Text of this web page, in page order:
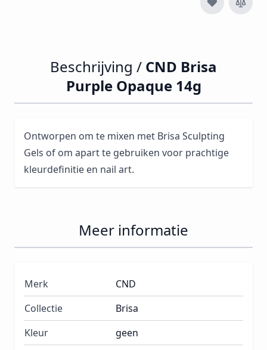
Beschrijving / CND Brisa
Purple Opaque 14g
Ontworpen om te mixen met Brisa Sculpting
Gels of om apart te gebruiken voor prachtige
kleurdefinitie en nail art.
Meer informatie
Merk
CND
Collectie
Brisa
Kleur
geen